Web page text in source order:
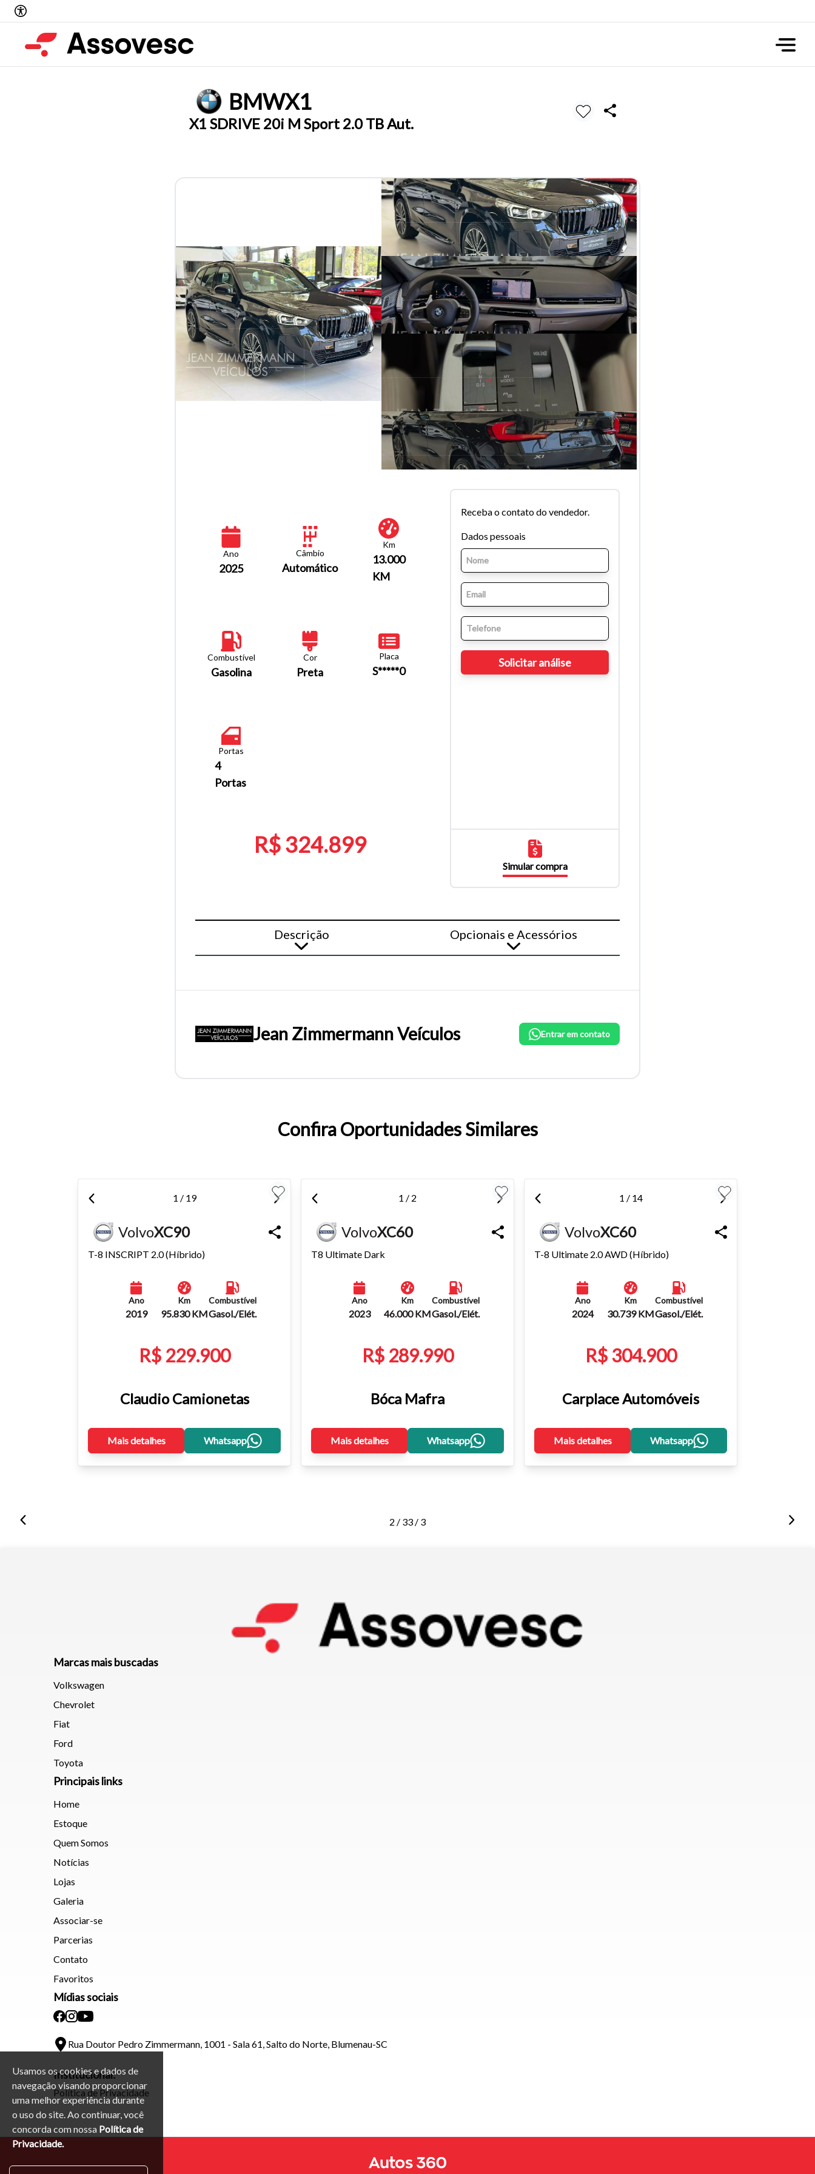
Usamos os cookies e dados de
navegação visando proporcionar
uma melhor experiência durante
o uso do site. Ao continuar, você
concorda com nossa Política de
Privacidade.
BMWX1
X1 SDRIVE 20i M Sport 2.0 TB Aut.
Ano
2025
Câmbio
Automático
Km
13.000
KM
Combustível
Gasolina
Cor
Preta
Placa
S*****0
Portas
4
Portas
R$ 324.899
Receba o contato do vendedor.
Dados pessoais
Simular compra
Descrição Opcionais e Acessórios
Jean Zimmermann Veículos Entrar em contato
Confira Oportunidades Similares
1 / 19
VolvoXC90
T-8 INSCRIPT 2.0 (Híbrido)
Ano
2019
Km
95.830 KM
Combustível
Gasol./Elét.
R$ 229.900
Claudio Camionetas
Mais detalhes Whatsapp
1 / 2
VolvoXC60
T8 Ultimate Dark
Ano
2023
Km
46.000 KM
Combustível
Gasol./Elét.
R$ 289.990
Bóca Mafra
Mais detalhes Whatsapp
1 / 14
VolvoXC60
T-8 Ultimate 2.0 AWD (Híbrido)
Ano
2024
Km
30.739 KM
Combustível
Gasol./Elét.
R$ 304.900
Carplace Automóveis
Mais detalhes Whatsapp
2 / 33 / 3
Marcas mais buscadas
Volkswagen
Chevrolet
Fiat
Ford
Toyota
Principais links
Home
Estoque
Quem Somos
Notícias
Lojas
Galeria
Associar-se
Parcerias
Contato
Favoritos
Mídias sociais
Rua Doutor Pedro Zimmermann, 1001 - Sala 61, Salto do Norte, Blumenau-SC
Institucional:
Política de Privacidade